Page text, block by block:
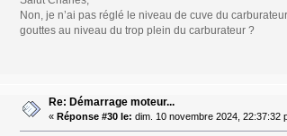
Non, je n’ai pas réglé le niveau de cuve du
gouttes au niveau du trop plein du carburateur ?
Re: Démarrage moteur...
« Réponse #30 le: dim. 10 novembre 2024, 22:37:32